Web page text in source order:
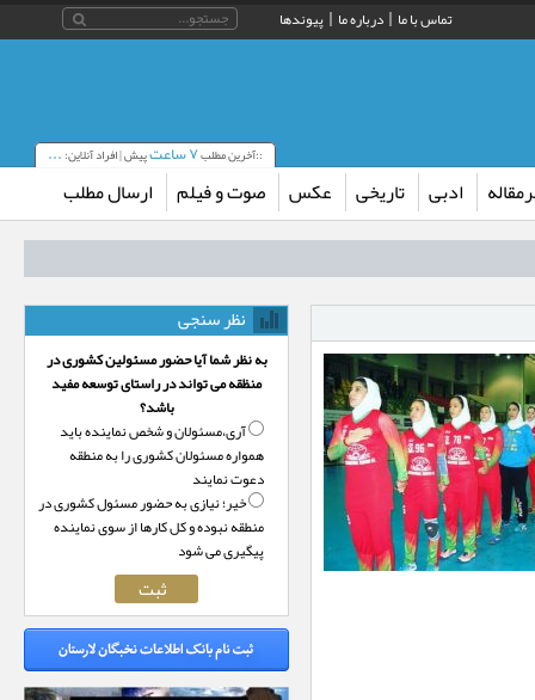
تماس با ما درباره ما پیوندها
::آخرین مطلب۷ ساعت پیش | افراد آنلاین:...
ادبی تاریخی عکس صوت و فیلم ارسال مطلب
نظر سنجی
به نظر شما آیا حضور مسئولین کشوری در
منظقه می تواند در راستای توسعه مفید
باشد؟
آری،‌مسئولان و شخص نماینده باید
همواره مسئولان کشوری را به منطقه
دعوت نمایند
خیر؛‌ نیازی به حضور مسئول کشوری در
منطقه نبوده و کل کارها از سوی نماینده
پیگیری می شود